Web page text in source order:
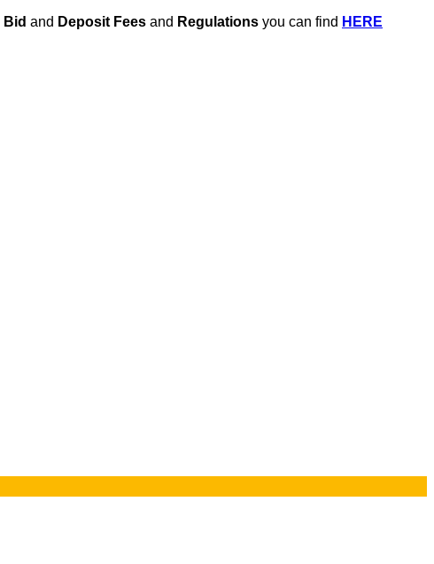
Bid and Deposit Fees and Regulations you can find HERE